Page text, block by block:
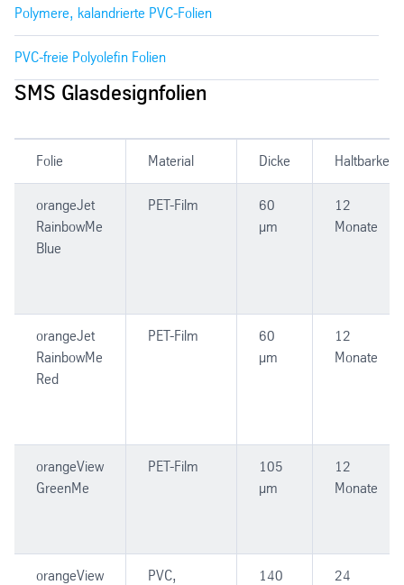
Polymere, kalandrierte PVC-Folien
PVC-freie Polyolefin Folien
SMS Glasdesignfolien
Folie Material Dicke Haltbarkeit
orangeJet
RainbowMe
Blue
PET-Film
60
µm
12
Monate
orangeJet
RainbowMe
Red
PET-Film
60
µm
12
Monate
orangeView
GreenMe
PET-Film
105
µm
12
Monate
orangeView
PVC,
140
24